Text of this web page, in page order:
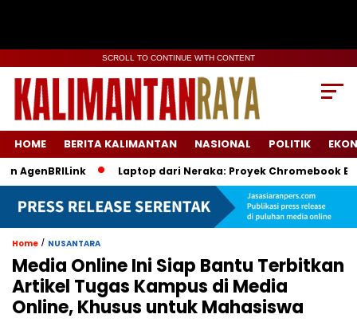
SCROLL TO CONTINUE WITH CONTENT
HOME BERITA KALIMANTAN NASIONAL POLITIK
Laptop dari Neraka: Proyek Chromebook Batal
Home / NUSANTARA
Media Online Ini Siap Bantu Terbitkan
Artikel Tugas Kampus di Media
Online, Khusus untuk Mahasiswa